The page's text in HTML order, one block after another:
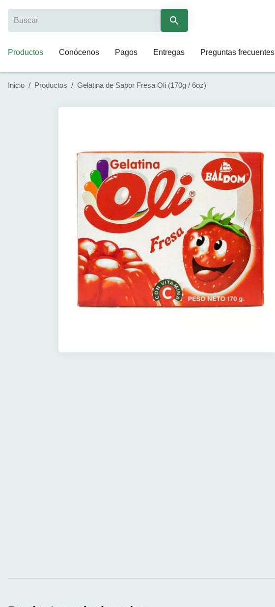
Productos Conócenos Pagos Entregas Preguntas frecuentes
Inicio / Productos / Gelatina de Sabor Fresa Oli (170g / 6oz)